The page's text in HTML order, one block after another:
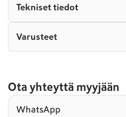
Tekniset tiedot
Varusteet
Ota yhteyttä myyjään
WhatsApp